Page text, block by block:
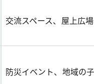
交流スペース、屋上広場
防災イベント、地域の